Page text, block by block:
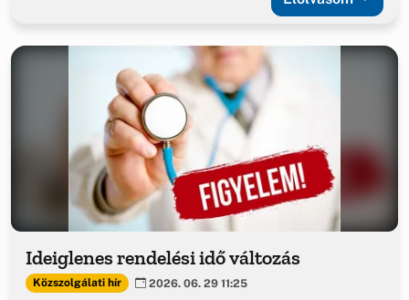
Ideiglenes rendelési idő változás
Közszolgálati hír 2026. 06. 29 11:25